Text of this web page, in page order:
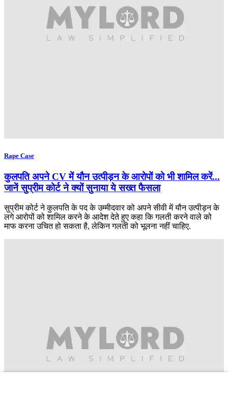
Rape Case
कुलपति अपने CV में यौन उत्पीड़न के आरोपों को भी शामिल करें...
जानें सुप्रीम कोर्ट ने क्यों सुनाया ये सख्त फैसला
सुप्रीम कोर्ट ने कुलपति के पद के उम्मीदवार को अपने सीवी में यौन उत्पीड़न के
लगे आरोपों को शामिल करने के आदेश देते हुए कहा कि गलती करने वाले को
माफ करना उचित हो सकता है, लेकिन गलती को भूलना नहीं चाहिए.